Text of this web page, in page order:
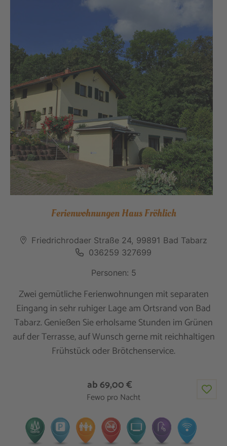
Ferienwohnungen Haus Fröhlich
Friedrichrodaer Straße 24, 99891 Bad Tabarz
036259 327699
Personen: 5
Zwei gemütliche Ferienwohnungen mit separaten
Eingang in sehr ruhiger Lage am Ortsrand von Bad
Tabarz. Genießen Sie erholsame Stunden im Grünen
auf der Terrasse, auf Wunsch gerne mit reichhaltigen
Frühstück oder Brötchenservice.
ab 69,00 €
Fewo pro Nacht